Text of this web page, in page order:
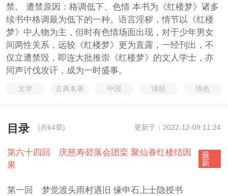
禁。 遭禁原因：格调低下、色情 本书为《红楼梦》诸多
续书中格调最为低下的一种。语言淫秽，情节以《红楼
梦》中人物为主，但时有色情场面出现，对于少年男女
间两性关系，远较《红楼梦》更为直露，一经刊出，不
仅立遭禁毁，即连大批推崇《红楼梦》的文人学士，亦
同声讨伐攻讦，成为一时盛事。
文学 古典名著 中国 清朝 情色
目录 (共64章) 更新于：2022-12-09 11:24
第六十四回 庆慈寿碧落会团栾 聚仙眷红楼结因
果
最
新
第一回 梦觉渡头雨村遇旧 缘申石上士隐授书